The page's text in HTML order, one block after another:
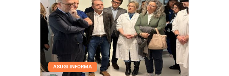
ASUGI INFORMA